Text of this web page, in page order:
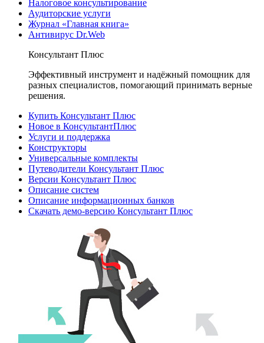
Налоговое консультирование
Аудиторские услуги
Журнал «Главная книга»
Антивирус Dr.Web
Консультант Плюс
Эффективный инструмент и надёжный помощник для
разных специалистов, помогающий принимать верные
решения.
Купить Консультант Плюс
Новое в КонсультантПлюс
Услуги и поддержка
Конструкторы
Универсальные комплекты
Путеводители Консультант Плюс
Версии Консультант Плюс
Описание систем
Описание информационных банков
Скачать демо-версию Консультант Плюс